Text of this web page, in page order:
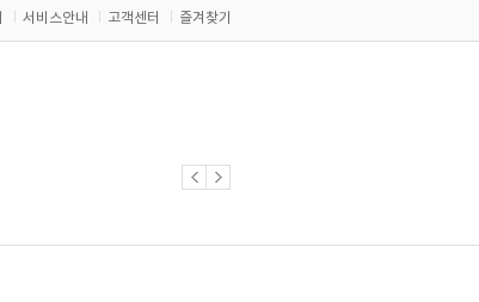
서비스안내 고객센터 즐겨찾기